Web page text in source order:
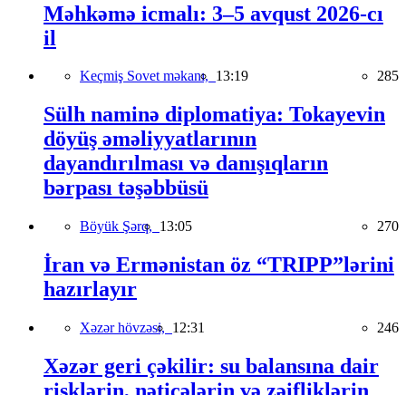
Məhkəmə icmalı: 3–5 avqust 2026-cı
il
Keçmiş Sovet məkanı, 13:19 285
Sülh naminə diplomatiya: Tokayevin
döyüş əməliyyatlarının
dayandırılması və danışıqların
bərpası təşəbbüsü
Böyük Şərq, 13:05 270
İran və Ermənistan öz “TRIPP”lərini
hazırlayır
Xəzər hövzəsi, 12:31 246
Xəzər geri çəkilir: su balansına dair